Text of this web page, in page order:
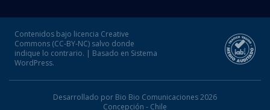
Contenidos bajo licencia Creative
Commons (CC-BY-NC) salvo donde
indique lo contrario. | Basado en Sistema
WordPress.
Desarrollado por Bio Bio Comunicaciones 2026
Concepción - Chile